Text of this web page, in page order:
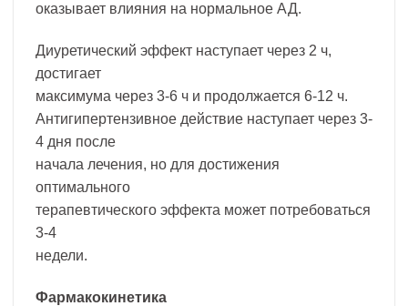
оказывает влияния на нормальное АД.
Диуретический эффект наступает через 2 ч,
достигает
максимума через 3-6 ч и продолжается 6-12 ч.
Антигипертензивное действие наступает через 3-
4 дня после
начала лечения, но для достижения
оптимального
терапевтического эффекта может потребоваться
3-4
недели.
Фармакокинетика